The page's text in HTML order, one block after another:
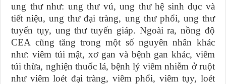
ung thư như: ung thư vú, ung thư hệ sinh dục và
tiết niệu, ung thư đại tràng, ung thư phổi, ung thư
tuyến tụy, ung thư tuyến giáp. Ngoài ra, nồng độ
CEA cũng tăng trong một số nguyên nhân khác
như: viêm túi mật, xơ gan và bệnh gan khác, viêm
túi thừa, nghiện thuốc lá, bệnh lý viêm nhiễm ở ruột
như viêm loét đại tràng, viêm phổi, viêm tụy, loét